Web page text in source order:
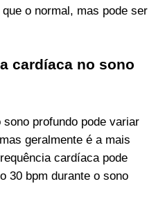
o normal, mas pode ser
cardíaca no sono
profundo pode variar
geralmente é a mais
cardíaca pode
30 bpm durante o sono